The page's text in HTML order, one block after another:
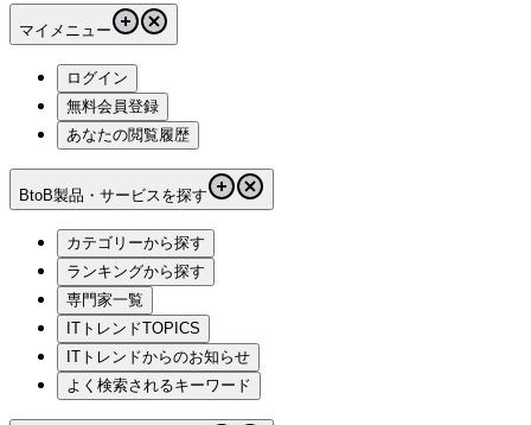
マイメニュー
ログイン
無料会員登録
あなたの閲覧履歴
BtoB製品・サービスを探す
カテゴリーから探す
ランキングから探す
専門家一覧
ITトレンドTOPICS
ITトレンドからのお知らせ
よく検索されるキーワード